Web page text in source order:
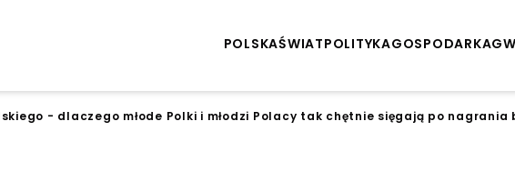
POLSKAŚWIATPOLITYKAGOSPODARKA
- dlaczego młode Polki i młodzi Polacy tak chętnie sięgają po nagrania